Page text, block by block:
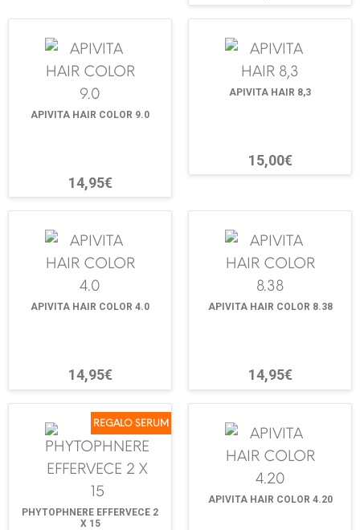
APIVITA HAIR COLOR 9.0
14,95€
APIVITA HAIR 8,3
15,00€
APIVITA HAIR COLOR 4.0
14,95€
APIVITA HAIR COLOR 8.38
14,95€
REGALO SERUM
PHYTOPHNERE EFFERVECE 2
X 15
APIVITA HAIR COLOR 4.20